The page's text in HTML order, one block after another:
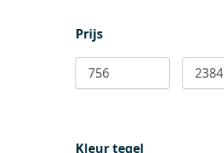
Prijs
756 2384
Kleur tegel